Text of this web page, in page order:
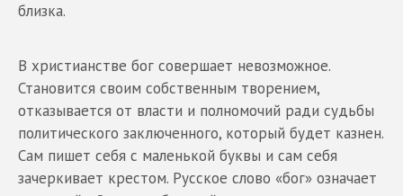
близка.
В христианстве бог совершает невозможное.
Становится своим собственным творением,
отказывается от власти и полномочий ради судьбы
политического заключенного, который будет казнен.
Сам пишет себя с маленькой буквы и сам себя
зачеркивает крестом. Русское слово «бог» означает